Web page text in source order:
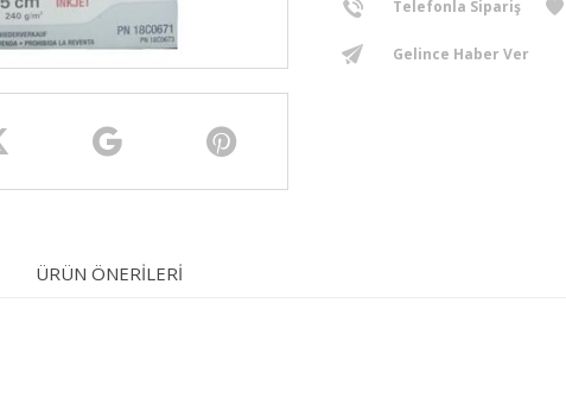
Telefonla Sipariş
Gelince Haber Ver
ÜRÜN ÖNERILERI